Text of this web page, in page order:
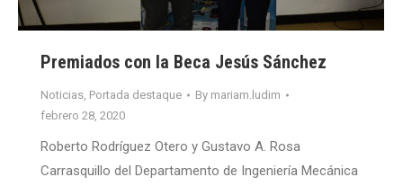
Premiados con la Beca Jesús Sánchez
Noticias, Portada destaque By mariam.ludim
febrero 28, 2020
Roberto Rodríguez Otero y Gustavo A. Rosa
Carrasquillo del Departamento de Ingeniería Mecánica